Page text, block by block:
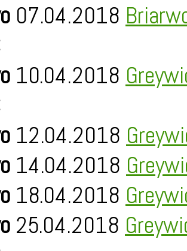
07.04.2018
10.04.2018
12.04.2018
14.04.2018
18.04.2018
25.04.2018